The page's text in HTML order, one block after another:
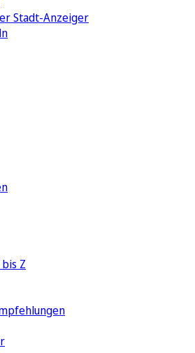
Stadt-Anzeiger
Z